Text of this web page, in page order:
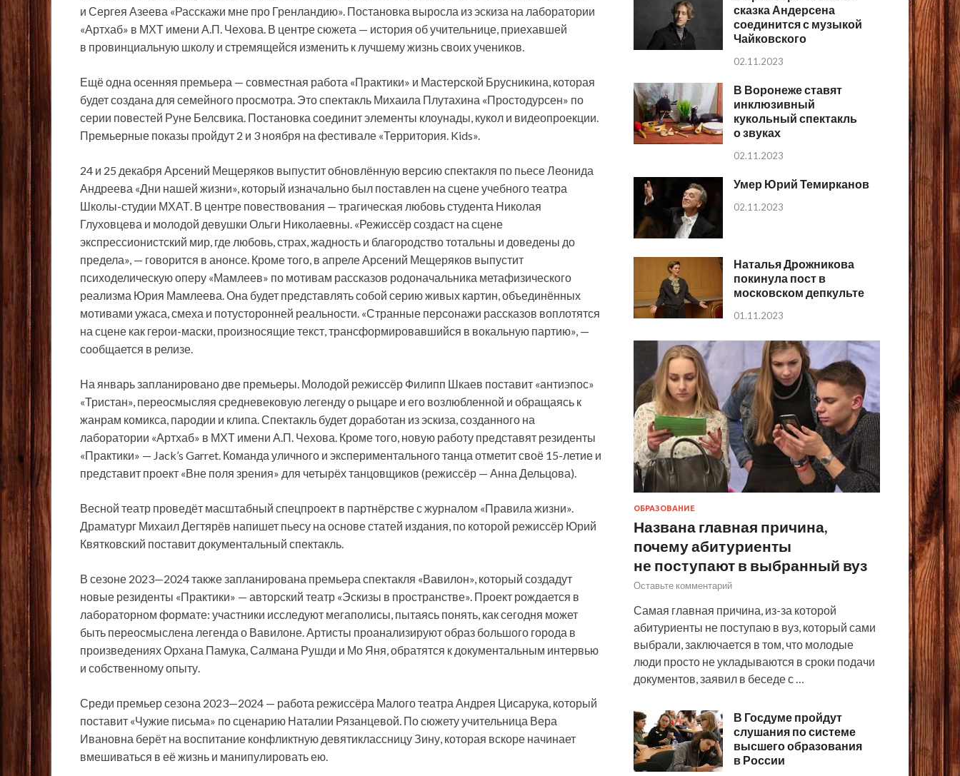
и Сергея Азеева «Расскажи мне про Гренландию». Постановка выросла из эскиза на лаборатории
«Артхаб» в МХТ имени А.П. Чехова. В центре сюжета — история об учительнице, приехавшей
в провинциальную школу и стремящейся изменить к лучшему жизнь своих учеников.
Ещё одна осенняя премьера — совместная работа «Практики» и Мастерской Брусникина, которая
будет создана для семейного просмотра. Это спектакль Михаила Плутахина «Простодурсен» по
серии повестей Руне Белсвика. Постановка соединит элементы клоунады, кукол и видеопроекции.
Премьерные показы пройдут 2 и 3 ноября на фестивале «Территория. Kids».
24 и 25 декабря Арсений Мещеряков выпустит обновлённую версию спектакля по пьесе Леонида
Андреева «Дни нашей жизни», который изначально был поставлен на сцене учебного театра
Школы-студии МХАТ. В центре повествования — трагическая любовь студента Николая
Глуховцева и молодой девушки Ольги Николаевны. «Режиссёр создаст на сцене
экспрессионистский мир, где любовь, страх, жадность и благородство тотальны и доведены до
предела», — говорится в анонсе. Кроме того, в апреле Арсений Мещеряков выпустит
психоделическую оперу «Мамлеев» по мотивам рассказов родоначальника метафизического
реализма Юрия Мамлеева. Она будет представлять собой серию живых картин, объединённых
мотивами ужаса, смеха и потусторонней реальности. «Странные персонажи рассказов воплотятся
на сцене как герои-маски, произносящие текст, трансформировавшийся в вокальную партию», —
сообщается в релизе.
На январь запланировано две премьеры. Молодой режиссёр Филипп Шкаев поставит «антиэпос»
«Тристан», переосмысляя средневековую легенду о рыцаре и его возлюбленной и обращаясь к
жанрам комикса, пародии и клипа. Спектакль будет доработан из эскиза, созданного на
лаборатории «Артхаб» в МХТ имени А.П. Чехова. Кроме того, новую работу представят резиденты
«Практики» — Jack’s Garret. Команда уличного и экспериментального танца отметит своё 15-летие и
представит проект «Вне поля зрения» для четырёх танцовщиков (режиссёр — Анна Дельцова).
Весной театр проведёт масштабный спецпроект в партнёрстве с журналом «Правила жизни».
Драматург Михаил Дегтярёв напишет пьесу на основе статей издания, по которой режиссёр Юрий
Квятковский поставит документальный спектакль.
В сезоне 2023—2024 также запланирована премьера спектакля «Вавилон», который создадут
новые резиденты «Практики» — авторский театр «Эскизы в пространстве». Проект рождается в
лабораторном формате: участники исследуют мегаполисы, пытаясь понять, как сегодня может
быть переосмыслена легенда о Вавилоне. Артисты проанализируют образ большого города в
произведениях Орхана Памука, Салмана Рушди и Мо Яня, обратятся к документальным интервью
и собственному опыту.
Среди премьер сезона 2023—2024 — работа режиссёра Малого театра Андрея Цисарука, который
поставит «Чужие письма» по сценарию Наталии Рязанцевой. По сюжету учительница Вера
Ивановна берёт на воспитание конфликтную девятиклассницу Зину, которая вскоре начинает
вмешиваться в её жизнь и манипулировать ею.
сказка Андерсена
соединится с музыкой
Чайковского
02.11.2023
В Воронеже ставят
инклюзивный
кукольный спектакль
о звуках
02.11.2023
Умер Юрий Темирканов
02.11.2023
Наталья Дрожникова
покинула пост в
московском депкульте
01.11.2023
ОБРАЗОВАНИЕ
Названа главная причина,
почему абитуриенты
не поступают в выбранный вуз
Оставьте комментарий
Самая главная причина, из-за которой
абитуриенты не поступаю в вуз, который сами
выбрали, заключается в том, что молодые
люди просто не укладываются в сроки подачи
документов, заявил в беседе с …
В Госдуме пройдут
слушания по системе
высшего образования
в России